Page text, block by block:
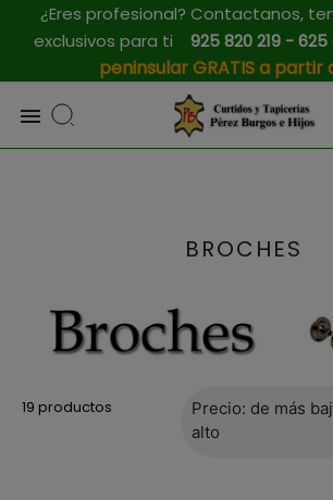
¿Eres profesional? Contactanos,
exclusivos para ti 925 820 219 - 625
peninsular GRATIS a partir

BROCHES
19 productos
Precio: de más
alto